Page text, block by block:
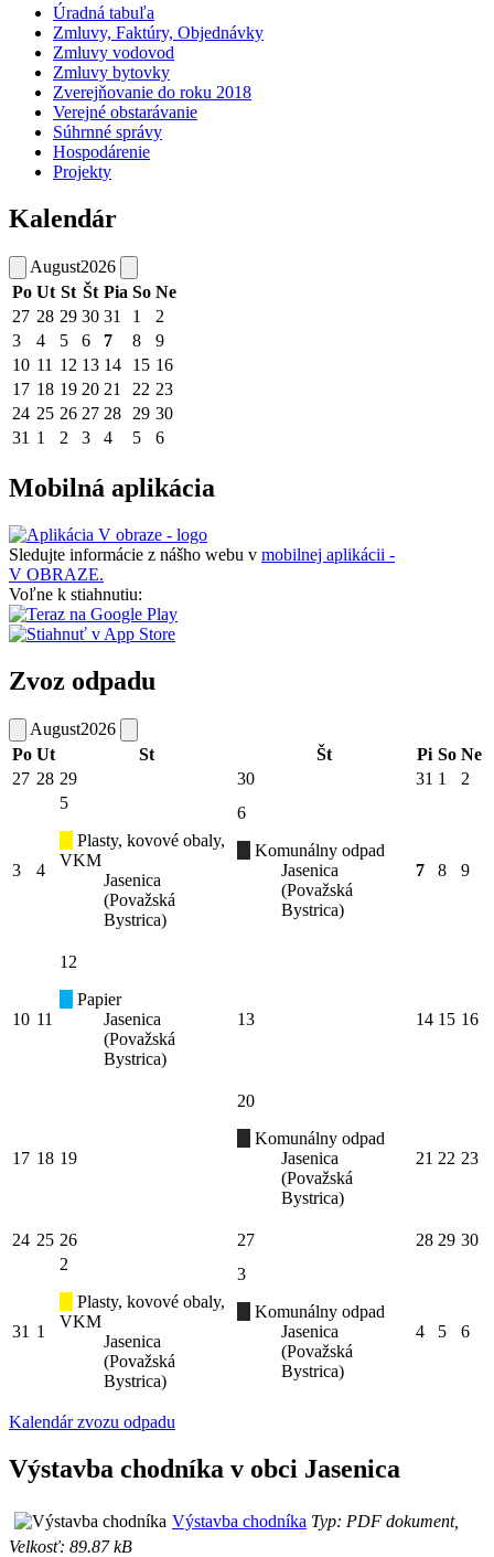
Úradná tabuľa
Zmluvy, Faktúry, Objednávky
Zmluvy vodovod
Zmluvy bytovky
Zverejňovanie do roku 2018
Verejné obstarávanie
Súhrnné správy
Hospodárenie
Projekty
Kalendár
August2026
Po Ut St Št Pia So Ne
27 28 29 30 31 1
2
3
4 5 6 7 8
9
10 11 12 13 14 15 16
17 18 19 20 21 22 23
24 25 26 27 28 29 30
31 1 2 3 4 5 6
Mobilná aplikácia
Sledujte informácie z nášho webu v mobilnej aplikácii -
V OBRAZE.
Voľne k stiahnutiu:
Zvoz odpadu
August2026
Po Ut St Št Pi So Ne
27 28 29 30 31 1 2
3 4
5
Plasty, kovové obaly,
VKM
Jasenica
(Považská
Bystrica)
6
Komunálny odpad
Jasenica
(Považská
Bystrica)
7 8 9
10 11
12
Papier
Jasenica
(Považská
Bystrica)
13 14 15 16
17 18 19
20
Komunálny odpad
Jasenica
(Považská
Bystrica)
21 22 23
24 25 26 27 28 29 30
31 1
2
Plasty, kovové obaly,
VKM
Jasenica
(Považská
Bystrica)
3
Komunálny odpad
Jasenica
(Považská
Bystrica)
4 5 6
Kalendár zvozu odpadu
Výstavba chodníka v obci Jasenica
Výstavba chodníka Typ: PDF dokument,
Velkosť: 89.87 kB